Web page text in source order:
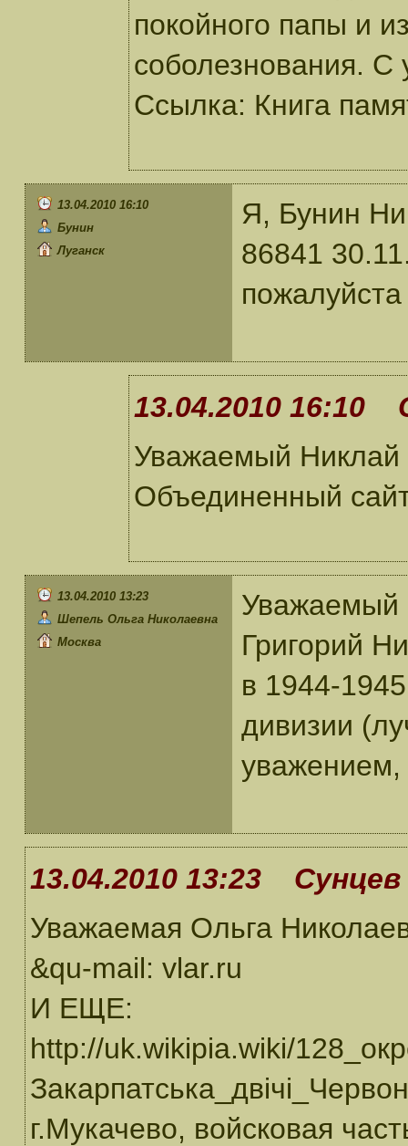
покойного папы и
соболезнования. С
Ссылка: Книга
13.04.2010 16:10
Бунин
Луганск
Я, Бунин
86841
пожалуйста
13.04.2010 16:10
Уважаемый Никлай
Объединенный
13.04.2010 13:23
Шепель Ольга Николаевна
Москва
Уважаемый
Григорий
в 1944-
дивизии
уважением,
13.04.2010 13:23
Уважаемая Ольга
&qu-mail: vlar.ru
И ЕЩЕ:
http://uk.wikipia.wiki/
г.Мукачево, войсковая